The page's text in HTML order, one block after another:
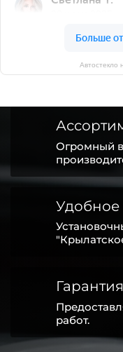
Автостекло
Огромный
Гарантия
работ.